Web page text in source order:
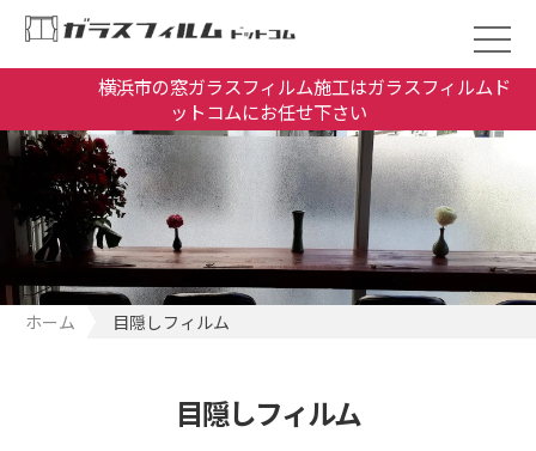
横浜市の窓ガラスフィルム施工はガラスフィルムド
ットコムにお任せ下さい
ホーム 目隠しフィルム
目隠しフィルム